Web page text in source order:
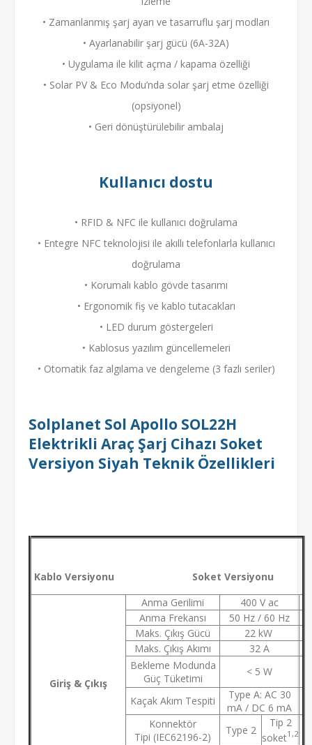
• Zamanlanmış şarj ayarı ve tasarruflu şarj modları
• Ayarlanabilir şarj gücü (6A-32A)
• Uygulama ile kilit açma / kapama özelliği
• Solar PV & Eco Modu’nda solar şarj etme özelliği
(opsiyonel)
• Geri dönüştürülebilir ambalaj
Kullanıcı dostu
• RFID & NFC ile kullanıcı doğrulama
• Entegre NFC teknolojisi ile akıllı telefonlarla kullanıcı
doğrulama
• Korumalı kablo gövde tasarımı
• Ergonomik fiş ve kablo tutacakları
• LED durum göstergeleri
• Kablosus yazılım güncellemeleri
• Otomatik faz algılama ve dengeleme (3 fazlı seriler)
Solplanet Sol Apollo SOL22H
Elektrikli Araç Şarj Cihazı Soket
Versiyon Siyah Teknik Özellikleri
Kablo Versiyonu Soket Versiyonu
Giriş & Çıkış
Anma Gerilimi
400 V ac
Anma Frekansı
50 Hz / 60 Hz
Maks. Çıkış Gücü
22 kW
Maks. Çıkış Akımı
32 A
Bekleme Modunda
Güç Tüketimi
< 5 W
Kaçak Akım Tespiti
Type A: AC 30
mA / DC 6 mA
Konnektör
Tipi (IEC62196-2)
Type 2
Tip 2
soket1,2